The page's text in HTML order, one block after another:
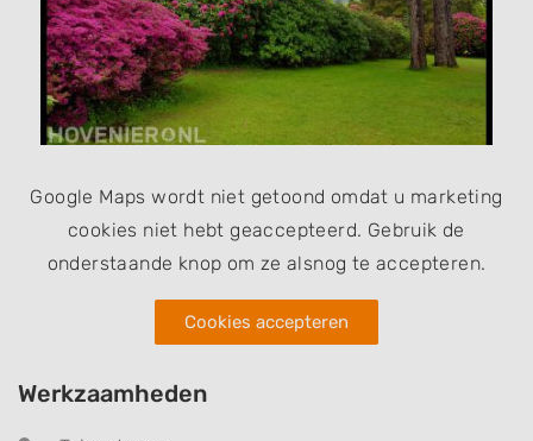
Google Maps wordt niet getoond omdat u marketing
cookies niet hebt geaccepteerd. Gebruik de
onderstaande knop om ze alsnog te accepteren.
Cookies accepteren
Werkzaamheden